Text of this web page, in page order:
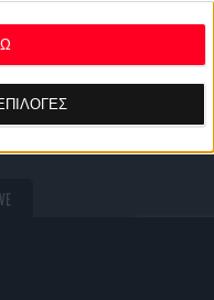
πάσα στιγμή
και κάνοντας κλικ στο
ιστοσελίδας.